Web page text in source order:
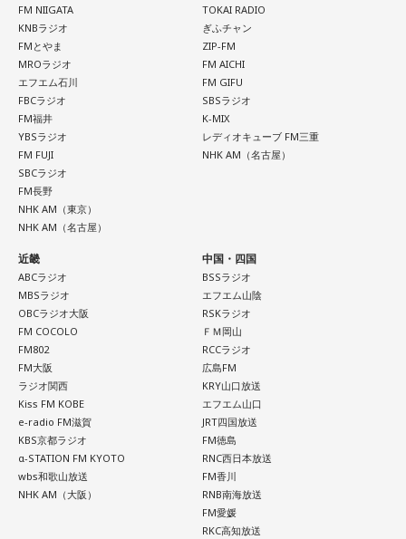
ブラジル戦のときも「守ろう」という気持ちはなくても、ブ
ラジルが1点負けていたときに、前に出てくるエネルギーって
すごいんです。それを食い止めたり、押し返したりするため
には、前半よりもエネルギーをもっと使わなきゃいけないけ
れども、ブラジルのものすごい勢いにのまれてしまった。た
だ、これは日本だけではなく、アルゼンチンと対戦したイン
グランドもそういう展開になったんですよ。サッカーってそ
ういうスポーツなんですよね。
つまり、ベンチから何か言っても（すぐに戦術を）変えられ
るほど簡単なスポーツではないんです。なぜならば、相手が
それに対してまた変化をしてくるから。だから“個”の力を高め
て、時間をつくれる選手が重要になってくるということです
ね。
◆世界で戦うために必要な“個”の力
藤木：今回、日本代表はケガ人が続出しましたが、それでも
あの戦いができたというのは、選手層も相当厚くなったとい
うことでしょうか？
福田：そうですね。選手層は厚くなっているし、森保監督の
「誰が出ても同じような戦いができる準備をしてきた」とい
う言葉がその通りであることを、グループステージで証明で
きていたと思います。でも、そこから上に行くためには、や
っぱり“個の力”が必要だったかなと感じています。
FM NIIGATA
KNBラジオ
FMとやま
MROラジオ
エフエム石川
FBCラジオ
FM福井
YBSラジオ
FM FUJI
SBCラジオ
FM長野
NHK AM（東京）
NHK AM（名古屋）
TOKAI RADIO
ぎふチャン
ZIP-FM
FM AICHI
FM GIFU
SBSラジオ
K-MIX
レディオキューブ FM三重
NHK AM（名古屋）
近畿
ABCラジオ
MBSラジオ
OBCラジオ大阪
FM COCOLO
FM802
FM大阪
ラジオ関西
Kiss FM KOBE
e-radio FM滋賀
KBS京都ラジオ
α-STATION FM KYOTO
wbs和歌山放送
NHK AM（大阪）
中国・四国
BSSラジオ
エフエム山陰
RSKラジオ
ＦＭ岡山
RCCラジオ
広島FM
KRY山口放送
エフエム山口
JRT四国放送
FM徳島
RNC西日本放送
FM香川
RNB南海放送
FM愛媛
RKC高知放送